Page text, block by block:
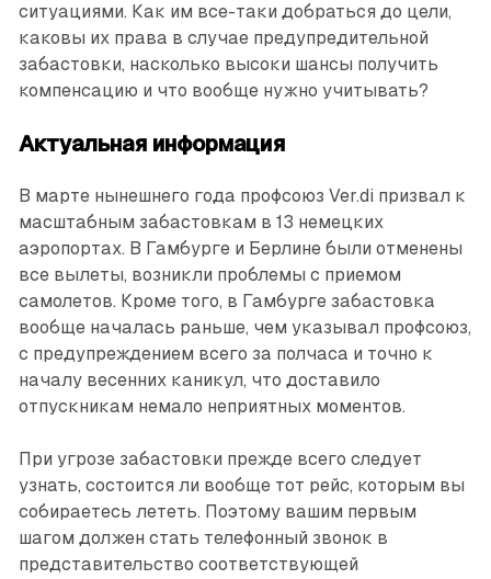
ситуа­циями. Как им все-таки добраться до цели,
каковы их права в случае преду­предительной
забастовки, насколько высоки шансы получить
компенсацию и что вообще нужно учитывать?
Актуальная информация
В марте нынешнего года профсоюз Ver.di призвал к
масштабным забас­товкам в 13 немецких
аэропортах. В Гамбурге и Берлине были отменены
все вылеты, возникли проблемы с приемом
самолетов. Кроме того, в Гамбурге забастовка
вообще началась раньше, чем указывал профсоюз,
с предупреждением всего за полчаса и точно к
началу весенних каникул, что доставило
отпускникам немало неприятных моментов.
При угрозе забастовки прежде всего следует
узнать, состоится ли вообще тот рейс, которым вы
собирае­тесь лететь. Поэтому вашим первым
шагом должен стать телефонный звонок в
представительство соответствующей